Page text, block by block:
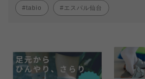
tabio エスパル仙台